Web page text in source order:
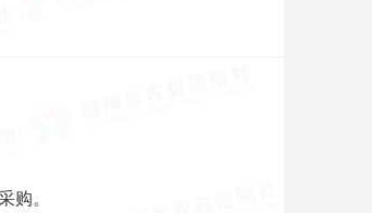
购。